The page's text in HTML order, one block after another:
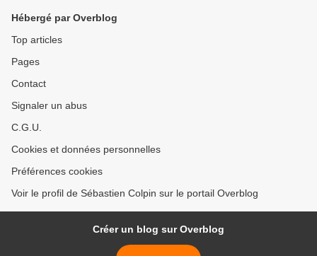
Hébergé par Overblog
Top articles
Pages
Contact
Signaler un abus
C.G.U.
Cookies et données personnelles
Préférences cookies
Voir le profil de Sébastien Colpin sur le portail Overblog
Créer un blog sur Overblog